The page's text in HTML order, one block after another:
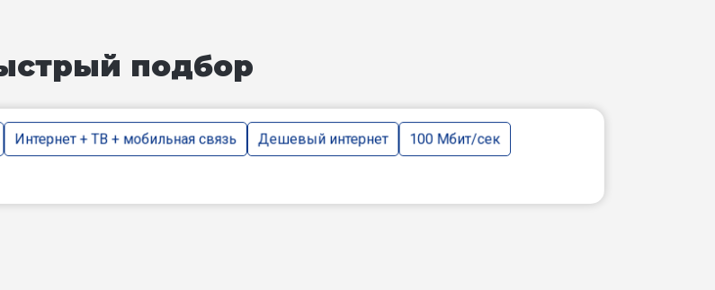
подбор
Интернет + ТВ + мобильная связь Дешевый интернет 100 Мбит/сек